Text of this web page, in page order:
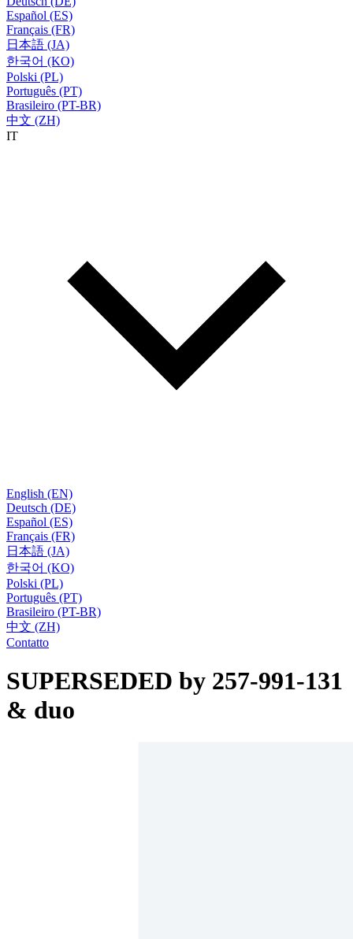
Español (ES)
Français (FR)
日本語 (JA)
한국어 (KO)
Polski (PL)
Português (PT)
Brasileiro (PT-BR)
中文 (ZH)
IT
English (EN)
Deutsch (DE)
Español (ES)
Français (FR)
日本語 (JA)
한국어 (KO)
Polski (PL)
Português (PT)
Brasileiro (PT-BR)
中文 (ZH)
Contatto
SUPERSEDED by 257-991-131
& duo